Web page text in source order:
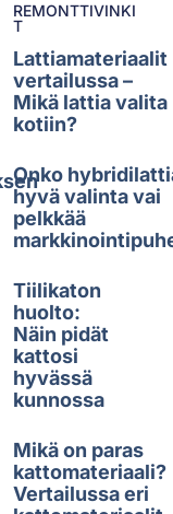
REMONTTIVINKI
T
Lattiamateriaalit
vertailussa –
Mikä lattia valita
kotiin?
Onko
hyvä valinta vai
pelkkää
Tiilikaton
huolto:
Näin pidät
kattosi
hyvässä
kunnossa
Mikä on paras
kattomateriaali?
Vertailussa eri